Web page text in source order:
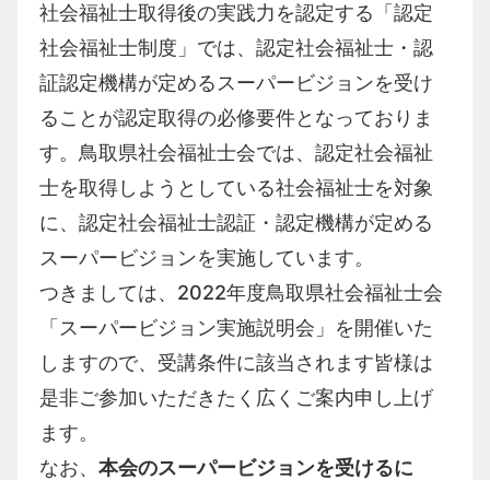
社会福祉士取得後の実践力を認定する「認定
社会福祉士制度」では、認定社会福祉士・認
証認定機構が定めるスーパービジョンを受け
ることが認定取得の必修要件となっておりま
す。鳥取県社会福祉士会では、認定社会福祉
士を取得しようとしている社会福祉士を対象
に、認定社会福祉士認証・認定機構が定める
スーパービジョンを実施しています。
つきましては、 2022年度鳥取県社会福祉士会
「スーパービジョン実施説明会」を開催いた
しますので、受講条件に該当されます皆様は
是非ご参加いただきたく広くご案内申し上げ
ます。
なお、 本会のスーパービジョンを受けるに